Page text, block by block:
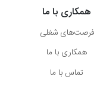
همکاری با ما
فرصت‌های شغلی
همکاری با ما
تماس با ما